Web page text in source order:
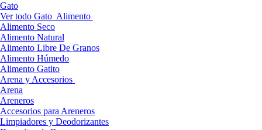
Gato
Ver todo Gato Alimento
Alimento Seco
Alimento Natural
Alimento Libre De Granos
Alimento Húmedo
Alimento Gatito
Arena y Accesorios
Arena
Areneros
Accesorios para Areneros
Limpiadores y Deodorizantes